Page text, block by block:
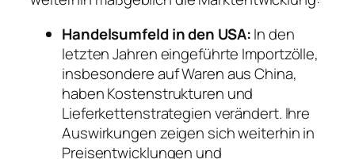
Handelsumfeld in den USA:In den
letzten Jahren eingeführte Importzölle,
insbesondere auf Waren aus China,
haben Kostenstrukturen und
Lieferkettenstrategien verändert. Ihre
Auswirkungen zeigen sich weiterhin in
Preisentwicklungen und